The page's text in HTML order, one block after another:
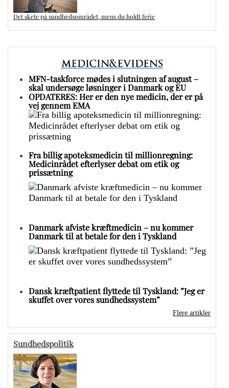
Det skete på sundhedsområdet, mens du holdt ferie
MFN-taskforce mødes i slutningen af august –
skal undersøge løsninger i Danmark og EU
OPDATERES: Her er den nye medicin, der er på
vej gennem EMA
Fra billig apoteksmedicin til millionregning:
Medicinrådet efterlyser debat om etik og
prissætning
Danmark afviste kræftmedicin – nu kommer
Danmark til at betale for den i Tyskland
Dansk kræftpatient flyttede til Tyskland: ”Jeg er
skuffet over vores sundhedssystem”
Flere artikler
Sundhedspolitik